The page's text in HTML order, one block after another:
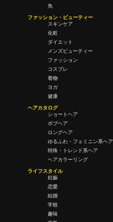
魚
ファッション・ビューティー
スキンケア
化粧
ダイエット
メンズビューティー
ファッション
コスプレ
着物
ヨガ
健康
ヘアカタログ
ショートヘア
ボブヘア
ロングヘア
ゆるふわ・フェミニン系ヘア
特殊・トレンド系ヘア
ヘアカラーリング
ライフスタイル
妊娠
恋愛
結婚
学校
趣味